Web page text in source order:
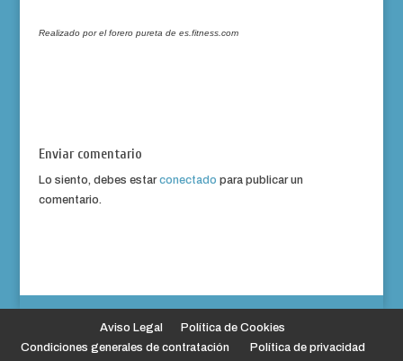
Realizado por el forero pureta de es.fitness.com
Enviar comentario
Lo siento, debes estarconectado para publicar un
comentario.
Aviso Legal
Política de Cookies
Condiciones generales de contratación
Política de privacidad